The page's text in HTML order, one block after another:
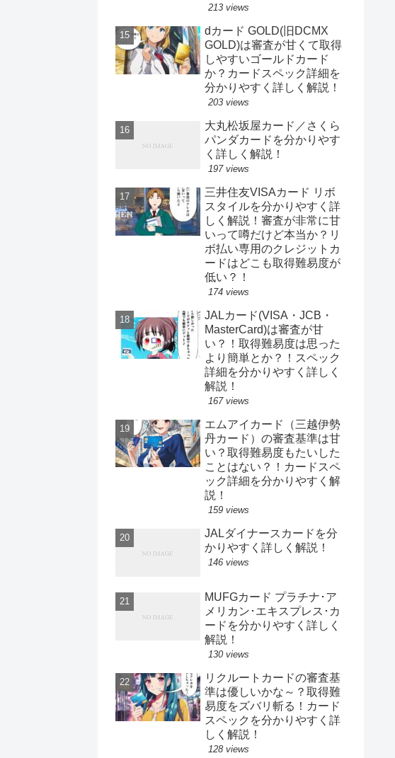
213 views
dカード GOLD(旧DCMX
GOLD)は審査が甘くて取得
しやすいゴールドカード
か？カードスペック詳細を
分かりやすく詳しく解説！
203 views
大丸松坂屋カード／さくら
パンダカードを分かりやす
く詳しく解説！
197 views
三井住友VISAカード リボ
スタイルを分かりやすく詳
しく解説！審査が非常に甘
いって噂だけど本当か？リ
ボ払い専用のクレジットカ
ードはどこも取得難易度が
低い？！
174 views
JALカード(VISA・JCB・
MasterCard)は審査が甘
い？！取得難易度は思った
より簡単とか？！スペック
詳細を分かりやすく詳しく
解説！
167 views
エムアイカード（三越伊勢
丹カード）の審査基準は甘
い？取得難易度もたいした
ことはない？！カードスペ
ック詳細を分かりやすく解
説！
159 views
JALダイナースカードを分
かりやすく詳しく解説！
146 views
MUFGカード プラチナ･ア
メリカン･エキスプレス･カ
ードを分かりやすく詳しく
解説！
130 views
リクルートカードの審査基
準は優しいかな～？取得難
易度をズバリ斬る！カード
スペックを分かりやすく詳
しく解説！
128 views